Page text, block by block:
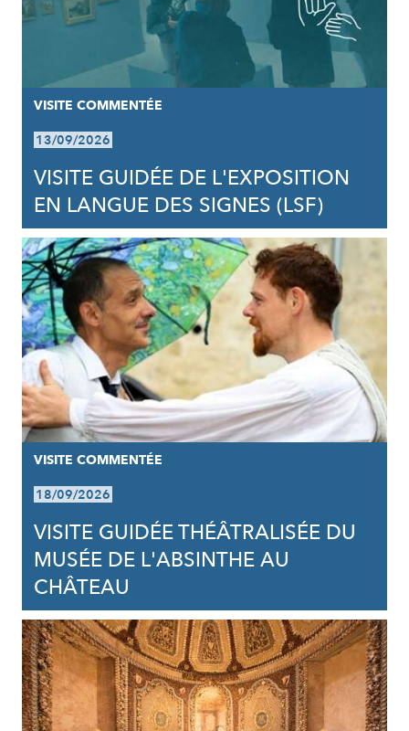
VISITE COMMENTÉE
13/09/2026
VISITE GUIDÉE DE L'EXPOSITION
EN LANGUE DES SIGNES (LSF)
VISITE COMMENTÉE
18/09/2026
VISITE GUIDÉE THÉÂTRALISÉE DU
MUSÉE DE L'ABSINTHE AU
CHÂTEAU